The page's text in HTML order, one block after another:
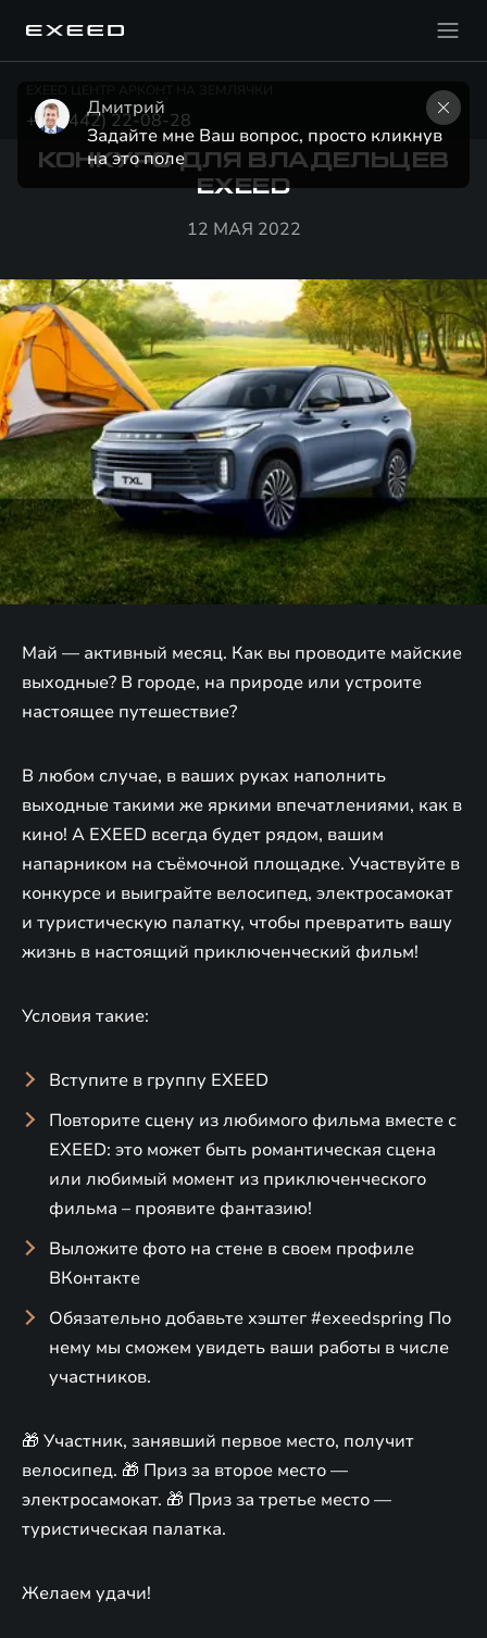
+7 (8442) 22-08-28
КОНКУРС ДЛЯ ВЛАДЕЛЬЦЕВ
EXEED
12 МАЯ 2022
Май — активный месяц. Как вы проводите майские
выходные? В городе, на природе или устроите
настоящее путешествие?
В любом случае, в ваших руках наполнить
выходные такими же яркими впечатлениями, как в
кино! А EXEED всегда будет рядом, вашим
напарником на съёмочной площадке. Участвуйте в
конкурсе и выиграйте велосипед, электросамокат
и туристическую палатку, чтобы превратить вашу
жизнь в настоящий приключенческий фильм!
Условия такие:
Вступите в группу EXEED
Повторите сцену из любимого фильма вместе с
EXEED: это может быть романтическая сцена
или любимый момент из приключенческого
фильма – проявите фантазию!
Выложите фото на стене в своем профиле
ВКонтакте
Обязательно добавьте хэштег #exeedspring По
нему мы сможем увидеть ваши работы в числе
участников.
🎁 Участник, занявший первое место, получит
велосипед. 🎁 Приз за второе место —
электросамокат. 🎁 Приз за третье место —
туристическая палатка.
Желаем удачи!
Дмитрий
Задайте мне Ваш вопрос, просто кликнув
на это поле